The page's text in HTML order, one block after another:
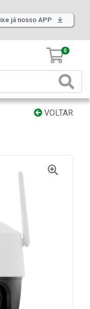
já nosso APP
0
VOLTAR